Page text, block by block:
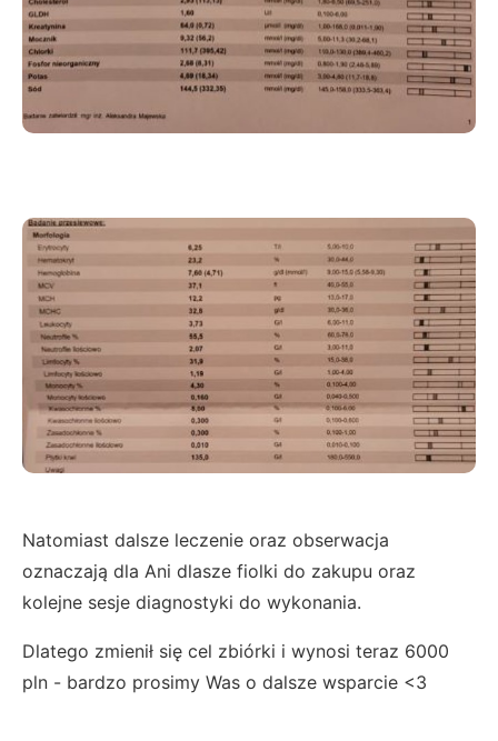
Natomiast dalsze leczenie oraz obserwacja
oznaczają dla Ani dlasze fiolki do zakupu oraz
kolejne sesje diagnostyki do wykonania.
Dlatego zmienił się cel zbiórki i wynosi teraz 6000
pln - bardzo prosimy Was o dalsze wsparcie <3